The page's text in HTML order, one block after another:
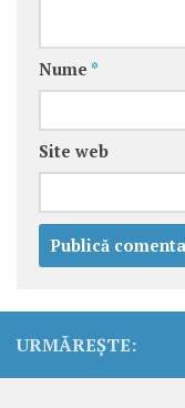
Nume *
Site web
URMĂREȘTE: